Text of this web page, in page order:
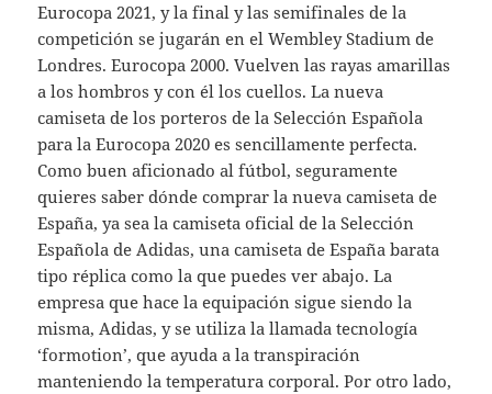
Eurocopa 2021, y la final y las semifinales de la
competición se jugarán en el Wembley Stadium de
Londres. Eurocopa 2000. Vuelven las rayas amarillas
a los hombros y con él los cuellos. La nueva
camiseta de los porteros de la Selección Española
para la Eurocopa 2020 es sencillamente perfecta.
Como buen aficionado al fútbol, seguramente
quieres saber dónde comprar la nueva camiseta de
España, ya sea la camiseta oficial de la Selección
Española de Adidas, una camiseta de España barata
tipo réplica como la que puedes ver abajo. La
empresa que hace la equipación sigue siendo la
misma, Adidas, y se utiliza la llamada tecnología
‘formotion’, que ayuda a la transpiración
manteniendo la temperatura corporal. Por otro lado,